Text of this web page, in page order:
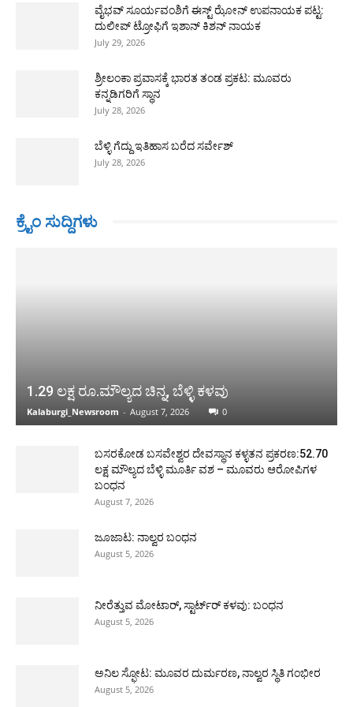
ವೈಭವ್ ಸೂರ್ಯವಂಶಿಗೆ ಈಸ್ಟ್ ಝೋನ್ ಉಪನಾಯಕ ಪಟ್ಟ:
ದುಲೀಪ್ ಟ್ರೋಫಿಗೆ ಇಶಾನ್ ಕಿಶನ್ ನಾಯಕ
July 29, 2026
ಶ್ರೀಲಂಕಾ ಪ್ರವಾಸಕ್ಕೆ ಭಾರತ ತಂಡ ಪ್ರಕಟ: ಮೂವರು
ಕನ್ನಡಿಗರಿಗೆ ಸ್ಥಾನ
July 28, 2026
ಬೆಳ್ಳಿ ಗೆದ್ದು ಇತಿಹಾಸ ಬರೆದ ಸರ್ವೇಶ್
July 28, 2026
ಕ್ರೈಂ ಸುದ್ದಿಗಳು
1.29 ಲಕ್ಷ ರೂ.ಮೌಲ್ಯದ ಚಿನ್ನ, ಬೆಳ್ಳಿ ಕಳವು
Kalaburgi_Newsroom - August 7, 2026 0
ಬಸರಕೋಡ ಬಸವೇಶ್ವರ ದೇವಸ್ಥಾನ ಕಳ್ಳತನ ಪ್ರಕರಣ:52.70
ಲಕ್ಷ ಮೌಲ್ಯದ ಬೆಳ್ಳಿ ಮೂರ್ತಿ ವಶ – ಮೂವರು ಆರೋಪಿಗಳ
ಬಂಧನ
August 7, 2026
ಜೂಜಾಟ: ನಾಲ್ವರ ಬಂಧನ
August 5, 2026
ನೀರೆತ್ತುವ ಮೋಟಾರ್, ಸ್ಟಾರ್ಟ್‍ರ್ ಕಳವು: ಬಂಧನ
August 5, 2026
ಅನಿಲ ಸ್ಫೋಟ: ಮೂವರ ದುರ್ಮರಣ, ನಾಲ್ವರ ಸ್ಥಿತಿ ಗಂಭೀರ
August 5, 2026